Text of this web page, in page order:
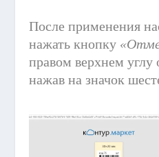
После применения
нажать кнопку
правом верхнем углу
нажав на значок